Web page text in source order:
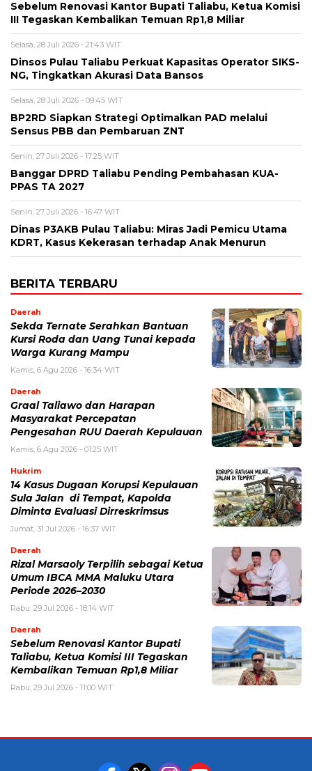
Sebelum Renovasi Kantor Bupati Taliabu, Ketua Komisi
III Tegaskan Kembalikan Temuan Rp1,8 Miliar
Selasa, 28 Juli 2026 - 21:43 WIT
Dinsos Pulau Taliabu Perkuat Kapasitas Operator SIKS-
NG, Tingkatkan Akurasi Data Bansos
Selasa, 28 Juli 2026 - 09:45 WIT
BP2RD Siapkan Strategi Optimalkan PAD melalui
Sensus PBB dan Pembaruan ZNT
Senin, 27 Juli 2026 - 17:25 WIT
Banggar DPRD Taliabu Pending Pembahasan KUA-
PPAS TA 2027
Senin, 27 Juli 2026 - 16:47 WIT
Dinas P3AKB Pulau Taliabu: Miras Jadi Pemicu Utama
KDRT, Kasus Kekerasan terhadap Anak Menurun
BERITA TERBARU
Daerah
Sekda Ternate Serahkan Bantuan
Kursi Roda dan Uang Tunai kepada
Warga Kurang Mampu
Kamis, 6 Agu 2026 - 16:34 WIT
Daerah
Graal Taliawo dan Harapan
Masyarakat Percepatan
Pengesahan RUU Daerah Kepulauan
Kamis, 6 Agu 2026 - 01:25 WIT
Hukrim
14 Kasus Dugaan Korupsi Kepulauan
Sula Jalan di Tempat, Kapolda
Diminta Evaluasi Dirreskrimsus
Jumat, 31 Jul 2026 - 16:37 WIT
Daerah
Rizal Marsaoly Terpilih sebagai Ketua
Umum IBCA MMA Maluku Utara
Periode 2026–2030
Rabu, 29 Jul 2026 - 18:14 WIT
Daerah
Sebelum Renovasi Kantor Bupati
Taliabu, Ketua Komisi III Tegaskan
Kembalikan Temuan Rp1,8 Miliar
Rabu, 29 Jul 2026 - 11:00 WIT